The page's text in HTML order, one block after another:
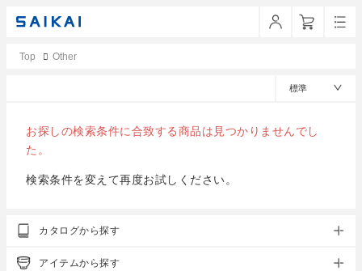
Top Other
標準
お探しの検索条件に合致する商品は見つかりませんでし
た。
カタログから探す
アイテムから探す